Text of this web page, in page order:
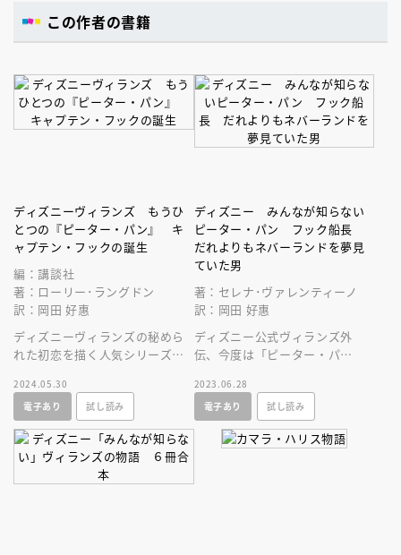
この作者の書籍
ディズニーヴィランズ もうひ
とつの『ピーター・パン』 キ
ャプテン・フックの誕生
編：講談社
著：ローリー･ラングドン
訳：岡田 好惠
ディズニーヴィランズの秘めら
れた初恋を描く人気シリーズ！
ック船長誕生の裏側を描いた
2024.05.30
電子あり
試し読み
ディズニー みんなが知らない
ピーター・パン フック船長
だれよりもネバーランドを夢見
ていた男
著：セレナ･ヴァレンティーノ
訳：岡田 好惠
ディズニー公式ヴィランズ外
伝、今度は「ピーター・パ
ームズが、なぜあの邪悪なフッ
ク船長になったの？
2023.06.28
電子あり
試し読み